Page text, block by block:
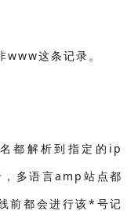
这条记录。
都解析到指定的ip
，多语言amp站点都
前都会进行该*号记